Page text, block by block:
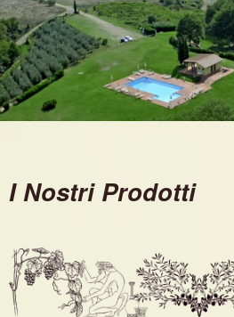
I Nostri Prodotti